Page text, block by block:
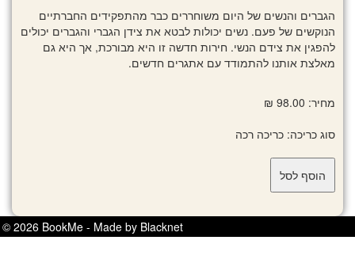
הגברים והנשים של היום משוחררים כבר מהתפקידים החברתיים
הנוקשים של פעם. נשים יכולות לבטא את צידן הגברי והגברים יכולים
להפגין את צידם הנשי. חירות חדשה זו היא מבורכת, אך היא גם
מאלצת אותנו להתמודד עם אתגרים חדשים.
מחיר: 98.00 ₪
סוג כריכה: כריכה רכה
© 2026 BookMe - Made by Blacknet